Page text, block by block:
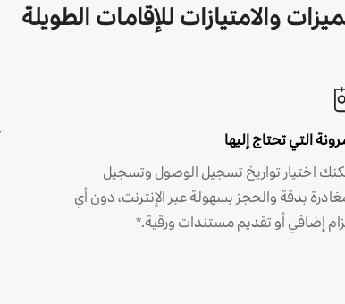
والامتيازات للإقامات الطويلة
التي تحتاج إليها
اختيار تواريخ تسجيل الوصول وتسجيل
بدقة والحجز بسهولة عبر الإنترنت، دون أي
إضافي أو تقديم مستندات ورقية.*